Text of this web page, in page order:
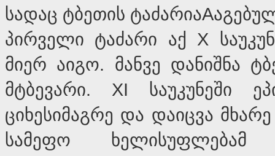
სადაც ტბეთის
პირველი ტაძარი აქ X
მიერ აიგო. მანვე დანიშნა
მტბევარი. XI საუკუნეში
ციხესიმაგრე და დაიცვა
სამეფო